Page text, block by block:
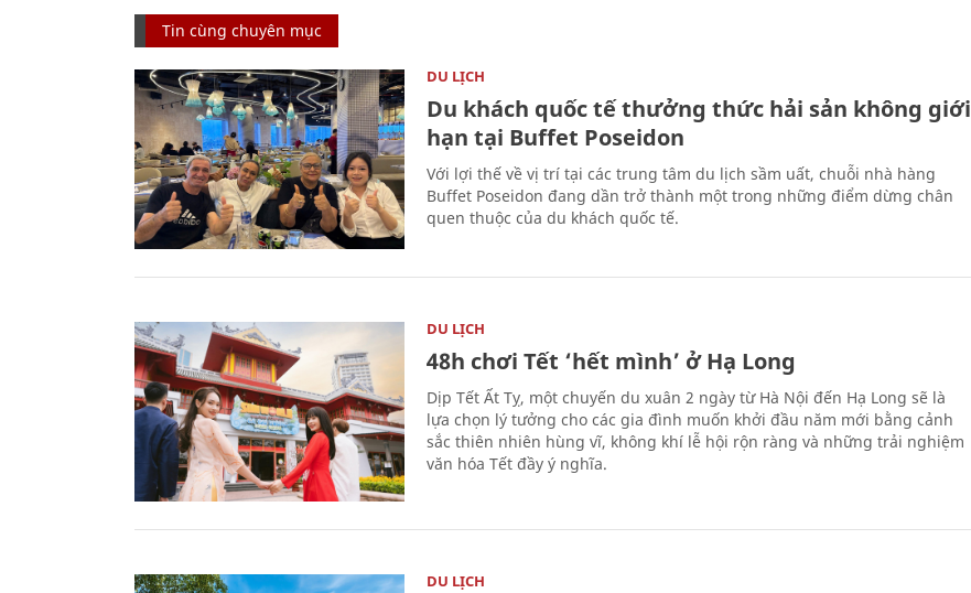
Tin cùng chuyên mục
DU LỊCH
Du khách quốc tế thưởng thức hải sản không giới
hạn tại Buffet Poseidon
Với lợi thế về vị trí tại các trung tâm du lịch sầm uất, chuỗi nhà hàng
Buffet Poseidon đang dần trở thành một trong những điểm dừng chân
quen thuộc của du khách quốc tế.
DU LỊCH
48h chơi Tết ‘hết mình’ ở Hạ Long
Dịp Tết Ất Tỵ, một chuyến du xuân 2 ngày từ Hà Nội đến Hạ Long sẽ là
lựa chọn lý tưởng cho các gia đình muốn khởi đầu năm mới bằng cảnh
sắc thiên nhiên hùng vĩ, không khí lễ hội rộn ràng và những trải nghiệm
văn hóa Tết đầy ý nghĩa.
DU LỊCH